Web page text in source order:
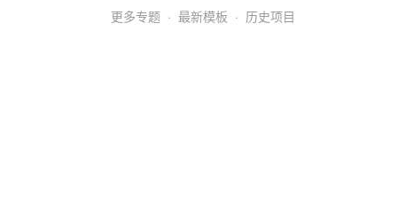
更多专题 · 最新模板 · 历史项目